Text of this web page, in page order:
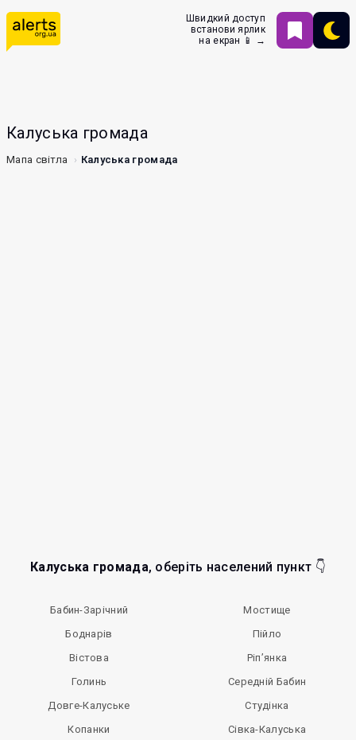
Швидкий доступ
встанови ярлик
на екран 📱 →
Калуська громада
Мапа світла Калуська громада
Калуська громада, оберіть населений пункт 👇
Бабин-Зарічний
Боднарів
Вістова
Голинь
Довге-Калуське
Копанки
Мостище
Пійло
Ріп’янка
Середній Бабин
Студінка
Сівка-Калуська